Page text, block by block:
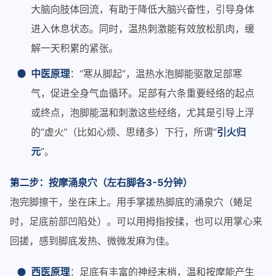
大脑向肢体回流，有助于降低大脑兴奋性，引导身体
进入休息状态。同时，温热刺激能有效放松肌肉，缓
解一天积累的紧张。
中医原理：“寒从脚起”，温热水泡脚能驱散足部寒
气，促进全身气血循环。足部有六条重要经络的起点
或终点，泡脚能温和刺激这些经络，尤其是引导上浮
的“虚火”（比如心烦、思绪多）下行，所谓“引火归
元”。
第二步：按摩涌泉穴（左右脚各3-5分钟）
泡完脚擦干，坐在床上。用手掌搓热脚底的涌泉穴（蜷足
时，足底前部凹陷处）。可以用拇指按揉，也可以用掌心来
回搓，感到脚底发热、微微发麻为佳。
西医原理：足底有丰富的神经末梢，温和按摩能产生